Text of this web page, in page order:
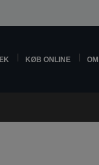
KØB ONLINE OM